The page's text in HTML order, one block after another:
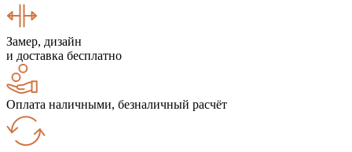
Замер, дизайн
и доставка бесплатно
Оплата наличными, безналичный расчёт